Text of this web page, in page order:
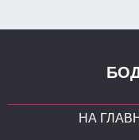
НА